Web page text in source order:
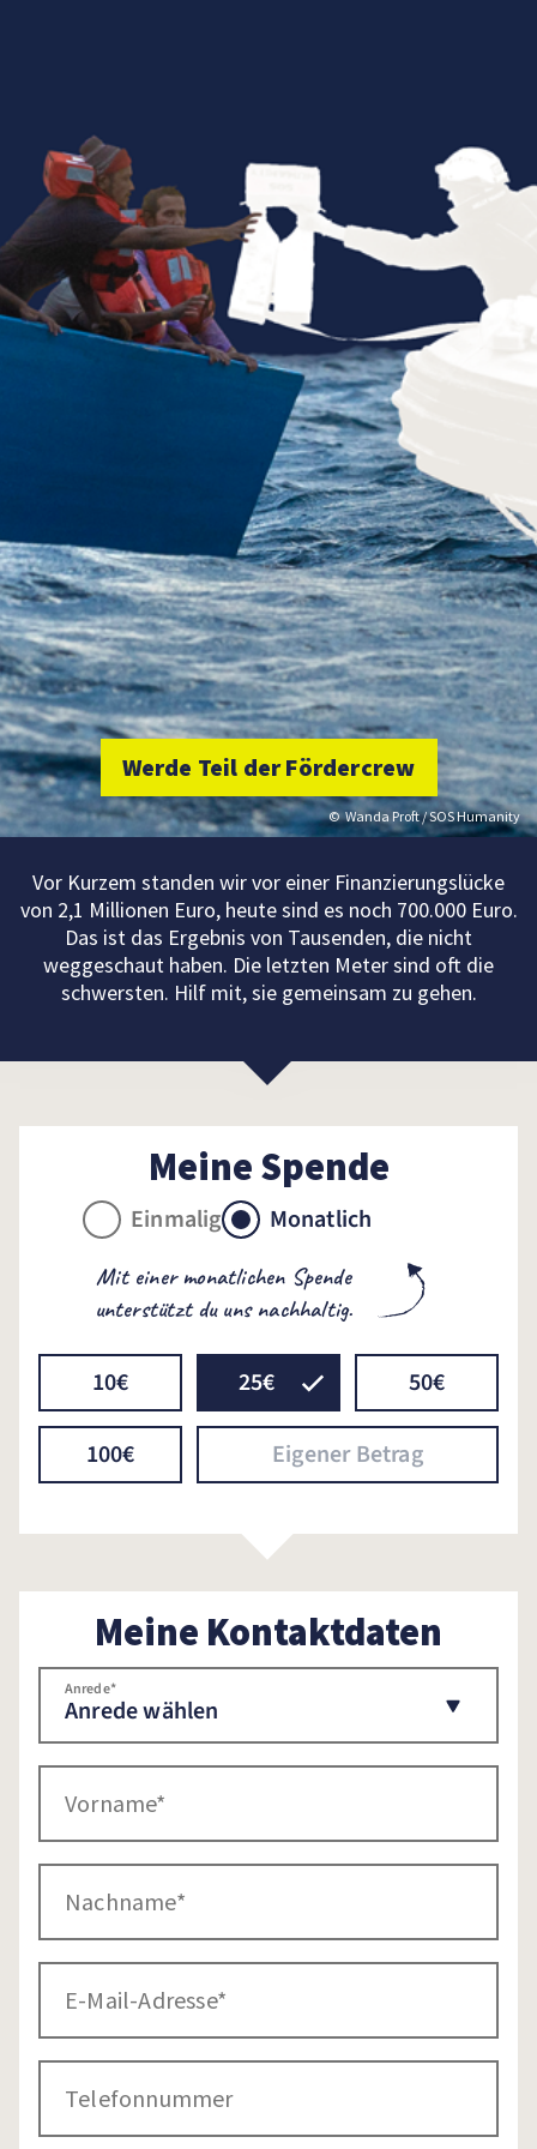
Wanda Proft / SOS Humanity
Werde Teil der Fördercrew
Vor Kurzem standen wir vor einer Finanzierungslücke
von 2,1 Millionen Euro, heute sind es noch 700.000 Euro.
Das ist das Ergebnis von Tausenden, die nicht
weggeschaut haben. Die letzten Meter sind oft die
schwersten. Hilf mit, sie gemeinsam zu gehen.
Meine Spende
Einmalig Monatlich
Mit einer monatlichen Spende
unterstützt du uns nachhaltig.
10€ 25€ 50€
100€
Meine Kontaktdaten
Anrede
Vorname
Nachname
E-Mail-Adresse
Telefonnummer